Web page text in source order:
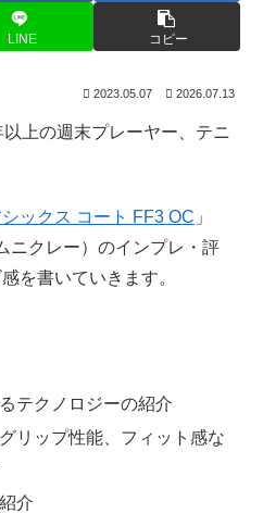
LINE コピー
2023.05.07 2026.07.13
上の週末プレーヤー、テニ
ックス コート FF3 OC 」
ニクレー）のインプレ・評
を書いていきます。
テクノロジーの紹介
リップ性能、フィット感な
介